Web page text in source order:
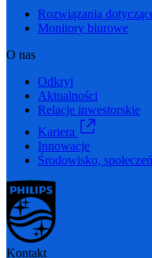
Rozwiązania
Monitory biurowe
O nas
Odkryj
Aktualności
Relacje inwestorskie
Kariera
Innowacje
Środowisko,
Kontakt